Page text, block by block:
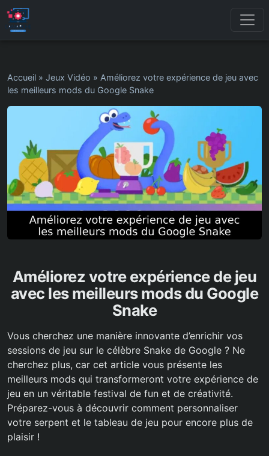
Accueil » Jeux Vidéo » Améliorez votre expérience de jeu avec
les meilleurs mods du Google Snake
Améliorez votre expérience de jeu
avec les meilleurs mods du Google
Snake
Vous cherchez une manière innovante d’enrichir vos
sessions de jeu sur le célèbre Snake de Google ? Ne
cherchez plus, car cet article vous présente les
meilleurs mods qui transformeront votre expérience de
jeu en un véritable festival de fun et de créativité.
Préparez-vous à découvrir comment personnaliser
votre serpent et le tableau de jeu pour encore plus de
plaisir !